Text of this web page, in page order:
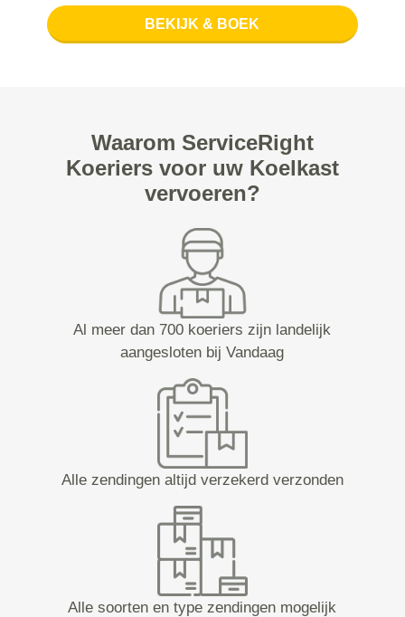
BEKIJK & BOEK
Waarom ServiceRight
Koeriers voor uw Koelkast
vervoeren?
Al meer dan 700 koeriers zijn landelijk
aangesloten bij Vandaag
Alle zendingen altijd verzekerd verzonden
Alle soorten en type zendingen mogelijk